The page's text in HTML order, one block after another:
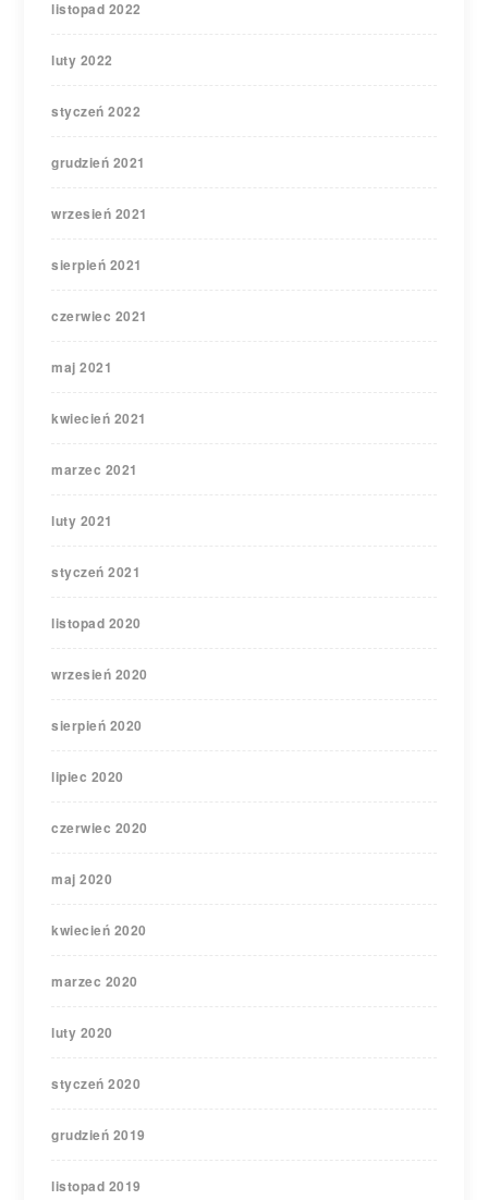
listopad 2022
luty 2022
styczeń 2022
grudzień 2021
wrzesień 2021
sierpień 2021
czerwiec 2021
maj 2021
kwiecień 2021
marzec 2021
luty 2021
styczeń 2021
listopad 2020
wrzesień 2020
sierpień 2020
lipiec 2020
czerwiec 2020
maj 2020
kwiecień 2020
marzec 2020
luty 2020
styczeń 2020
grudzień 2019
listopad 2019